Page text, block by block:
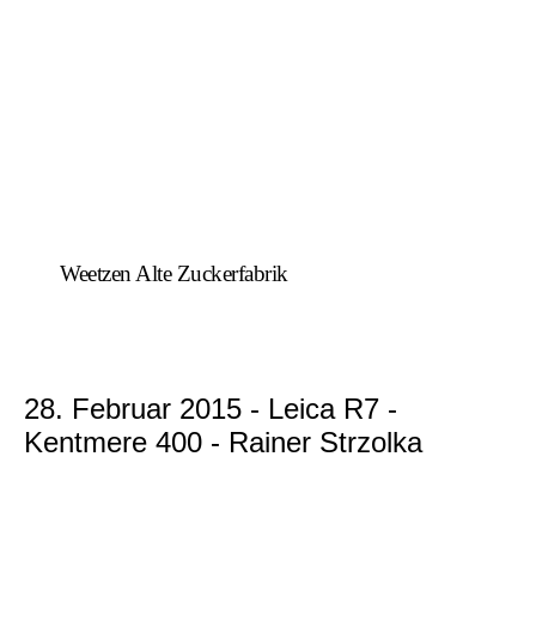
Weetzen Alte Zuckerfabrik
28. Februar 2015 - Leica R7 -
Kentmere 400 - Rainer Strzolka